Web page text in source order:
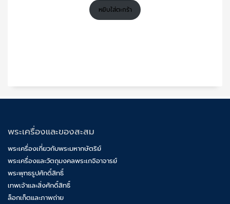
หยิบใส่ตะกร้า
พระเครื่องและของสะสม
พระเครื่องเกี่ยวกับพระมหากษัตริย์
พระเครื่องและวัตถุมงคลพระเกจิอาจารย์
พระพุทธรูปศักดิ์สิทธิ์
เทพเจ้าและสิ่งศักดิ์สิทธิ์
ล็อกเก็ตและภาพถ่าย